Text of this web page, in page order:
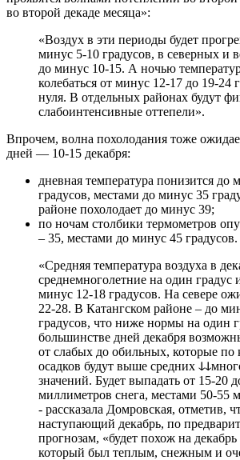
во второй декаде месяца»:
«Воздух в эти периоды будет
минус 5-10 градусов, в северных и
до минус 10-15. А ночью
колебаться от минус 12-17 до 19-24
нуля. В отдельных районах будут
слабоинтенсивные оттепели».
Впрочем, волна похолодания тоже
дней — 10-15 декабря:
дневная температура понизится до
градусов, местами до минус 35
районе похолодает до минус 39;
по ночам столбики термометров
– 35, местами до минус 45 градусов.
«Средняя температура воздуха в
среднемноголетние на один градус
минус 12-18 градусов. На севере
22-28. В Катангском районе – до
градусов, что ниже нормы на один
большинстве дней декабря
от слабых до обильных, которые по
осадков будут выше средних
значений. Будет выпадать от 15-20
миллиметров снега, местами 50-55
- рассказала Домровская, отметив,
наступающий декабрь, по
прогнозам, «будет похож на декабрь
который был теплым, снежным и